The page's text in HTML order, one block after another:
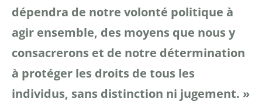
dépendra de notre volonté politique à
agir ensemble, des moyens que nous y
consacrerons et de notre détermination
à protéger les droits de tous les
individus, sans distinction ni jugement. »